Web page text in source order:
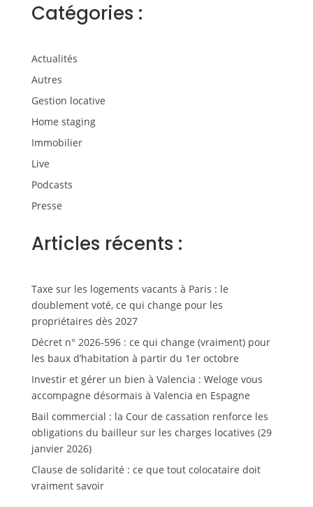
Catégories :
Actualités
Autres
Gestion locative
Home staging
Immobilier
Live
Podcasts
Presse
Articles récents :
Taxe sur les logements vacants à Paris : le
doublement voté, ce qui change pour les
propriétaires dès 2027
Décret n° 2026-596 : ce qui change (vraiment) pour
les baux d’habitation à partir du 1er octobre
Investir et gérer un bien à Valencia : Weloge vous
accompagne désormais à Valencia en Espagne
Bail commercial : la Cour de cassation renforce les
obligations du bailleur sur les charges locatives (29
janvier 2026)
Clause de solidarité : ce que tout colocataire doit
vraiment savoir